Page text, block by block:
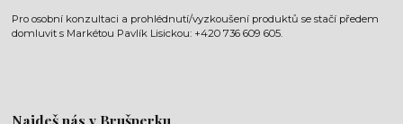
Pro osobní konzultaci a prohlédnutí/vyzkoušení produktů se stačí předem
domluvit s Markétou Pavlík Lisickou: +420 736 609 605.
Najdeš nás v Brušperku